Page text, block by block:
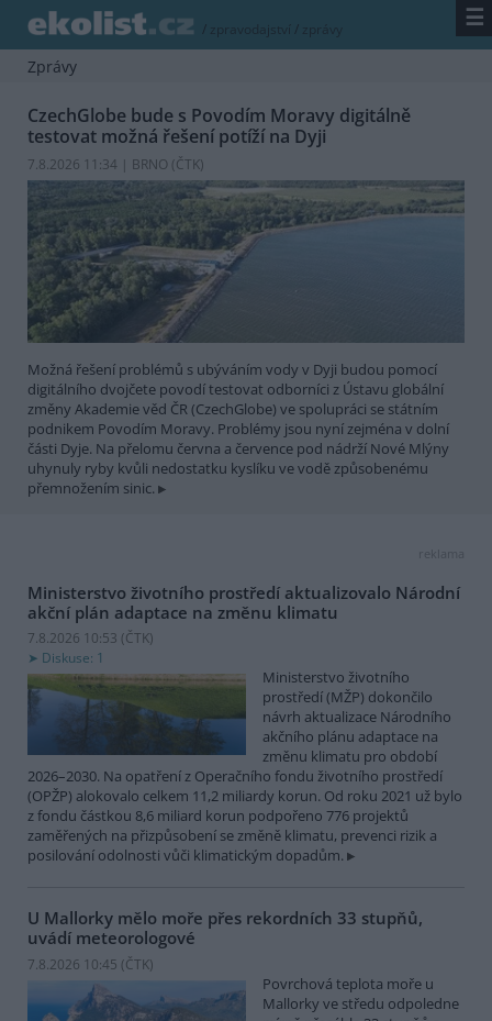
/ zpravodajství / zprávy ☰
Zprávy
CzechGlobe bude s Povodím Moravy digitálně
testovat možná řešení potíží na Dyji
7.8.2026 11:34 | BRNO (ČTK)
Možná řešení problémů s ubýváním vody v Dyji budou pomocí
digitálního dvojčete povodí testovat odborníci z Ústavu globální
změny Akademie věd ČR (CzechGlobe) ve spolupráci se státním
podnikem Povodím Moravy. Problémy jsou nyní zejména v dolní
části Dyje. Na přelomu června a července pod nádrží Nové Mlýny
uhynuly ryby kvůli nedostatku kyslíku ve vodě způsobenému
přemnožením sinic.
reklama
Ministerstvo životního prostředí aktualizovalo Národní
akční plán adaptace na změnu klimatu
7.8.2026 10:53 (ČTK)
Diskuse: 1
Ministerstvo životního
prostředí (MŽP) dokončilo
návrh aktualizace Národního
akčního plánu adaptace na
změnu klimatu pro období
2026–2030. Na opatření z Operačního fondu životního prostředí
(OPŽP) alokovalo celkem 11,2 miliardy korun. Od roku 2021 už bylo
z fondu částkou 8,6 miliard korun podpořeno 776 projektů
zaměřených na přizpůsobení se změně klimatu, prevenci rizik a
posilování odolnosti vůči klimatickým dopadům.
U Mallorky mělo moře přes rekordních 33 stupňů,
uvádí meteorologové
7.8.2026 10:45 (ČTK)
Povrchová teplota moře u
Mallorky ve středu odpoledne